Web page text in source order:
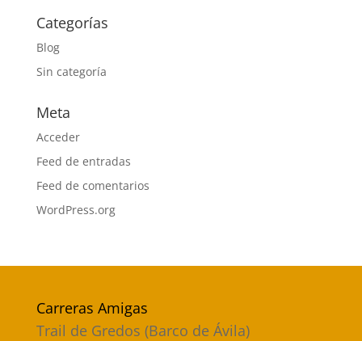
Categorías
Blog
Sin categoría
Meta
Acceder
Feed de entradas
Feed de comentarios
WordPress.org
Carreras Amigas
Trail de Gredos (Barco de Ávila)